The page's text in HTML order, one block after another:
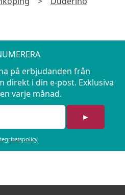
på erbjudanden från
direkt i din e-post. Exklusiva
varje månad.
►